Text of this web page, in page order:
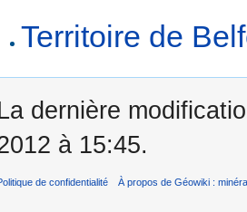
Territoire de
dernière
à 15:45.
de confidentialité À propos de Géowiki :